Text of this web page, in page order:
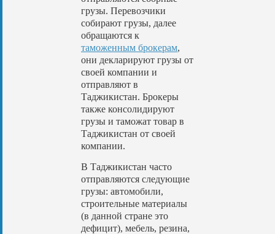
грузы. Перевозчики
собирают грузы, далее
обращаются к
таможенным брокерам,
они декларируют грузы от
своей компании и
отправляют в
Таджикистан. Брокеры
также консолидируют
грузы и таможат товар в
Таджикистан от своей
компании.
В Таджикистан часто
отправляются следующие
грузы: автомобили,
строительные материалы
(в данной стране это
дефицит), мебель, резина,